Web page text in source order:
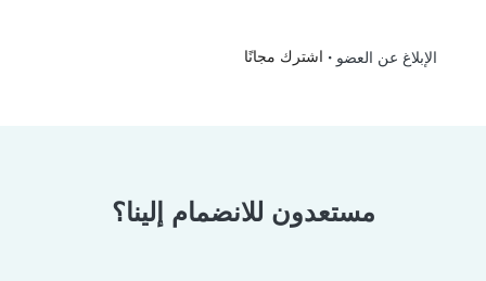
الإبلاغ عن العضو • اشترك مجانًا
مستعدون للانضمام إلينا؟